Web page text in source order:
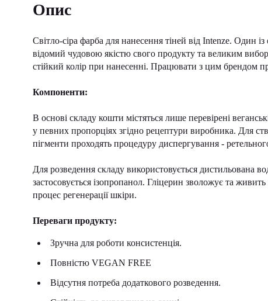
Опис
Світло-сіра фарба для нанесення тіней від Intenze. Один
відомий чудовою якістю свого продукту та великим
стійкий колір при нанесенні. Працювати з цим брендом
Компоненти:
В основі складу кошти містяться лише перевірені
у певних пропорціях згідно рецептури виробника. Для
пігменти проходять процедуру диспергування -
Для розведення складу використовується дистильована
застосовується ізопропанол. Гліцерин зволожує та
процес регенерації шкіри.
Переваги продукту:
Зручна для роботи консистенція.
Повністю VEGAN FREE
Відсутня потреба додаткового розведення.